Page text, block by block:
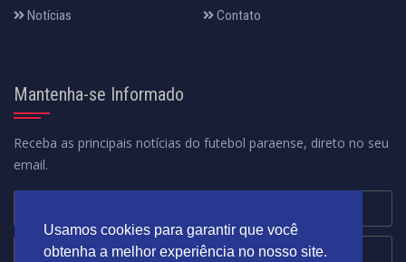
Usamos cookies para garantir que você
obtenha a melhor experiência no nosso site.
Notícias
Contato
Mantenha-se Informado
Receba as principais notícias do futebol paraense, direto no seu
email.